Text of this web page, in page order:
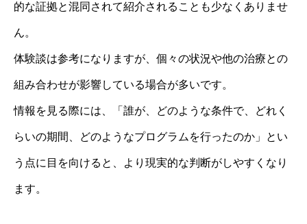
的な証拠と混同されて紹介されることも少なくありませ
ん。
体験談は参考になりますが、個々の状況や他の治療との
組み合わせが影響している場合が多いです。
情報を見る際には、「誰が、どのような条件で、どれく
らいの期間、どのようなプログラムを行ったのか」とい
う点に目を向けると、より現実的な判断がしやすくなり
ます。